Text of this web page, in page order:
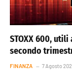
STOXX 600,
secondo
FINANZA 7 Agosto